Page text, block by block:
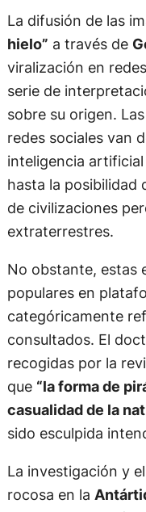
La difusión de las
hielo” a través de
viralización en
serie de
sobre su origen.
redes sociales van
inteligencia
hasta la posibilidad
de civilizaciones
extraterrestres.
No obstante, estas
populares en
categóricamente
consultados. El
recogidas por la
que “la forma de
casualidad de la
sido esculpida
La investigación y
rocosa en la